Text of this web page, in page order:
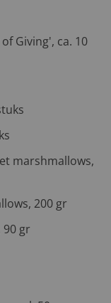
Giving', ca. 10
marshmallows,
200 gr
gr